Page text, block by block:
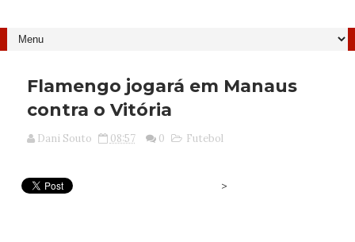
Flamengo jogará em Manaus
contra o Vitória
Dani Souto 08:57 0 Futebol
>